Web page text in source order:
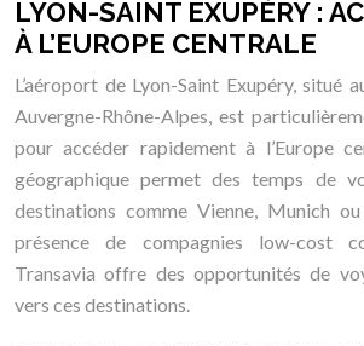
LYON-SAINT EXUPÉRY :
À L’EUROPE CENTRALE
L’aéroport de Lyon-Saint Exupéry, situé
Auvergne-Rhône-Alpes, est
pour accéder rapidement à l’Europe
géographique permet des temps de
destinations comme Vienne, Munich
présence de compagnies low-cost
Transavia offre des opportunités de
vers ces destinations.